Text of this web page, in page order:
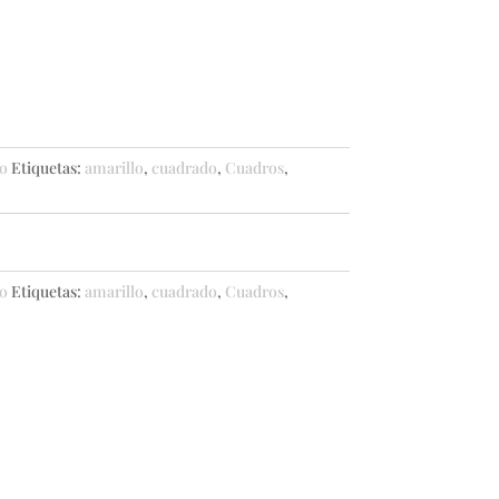
Etiquetas: amarillo, cuadrado, Cuadros,
Etiquetas: amarillo, cuadrado, Cuadros,